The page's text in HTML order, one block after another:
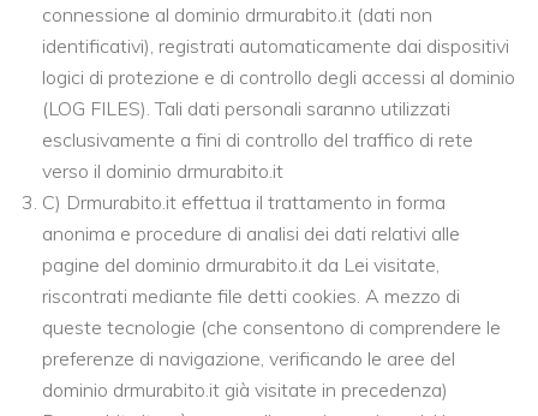
connessione al dominio drmurabito.it (dati non
identificativi), registrati automaticamente dai dispositivi
logici di protezione e di controllo degli accessi al dominio
(LOG FILES). Tali dati personali saranno utilizzati
esclusivamente a fini di controllo del traffico di rete
verso il dominio drmurabito.it
C) Drmurabito.it effettua il trattamento in forma
anonima e procedure di analisi dei dati relativi alle
pagine del dominio drmurabito.it da Lei visitate,
riscontrati mediante file detti cookies. A mezzo di
queste tecnologie (che consentono di comprendere le
preferenze di navigazione, verificando le aree del
dominio drmurabito.it già visitate in precedenza)